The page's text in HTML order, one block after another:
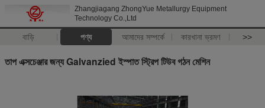
Zhangjiagang ZhongYue Metallurgy Equipment
Technology Co.,Ltd
বাড়ি পণ্য আমাদের সম্পর্কে কারখানা ভ্রমণ >>
তাপ এক্সচেঞ্জার জন্য Galvanzied ইস্পাত স্ট্রিপ টিউব গঠন মেশিন